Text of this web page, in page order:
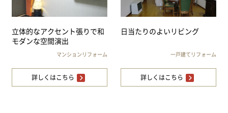
立体的なアクセント張りで和
モダンな空間演出
マンションリフォーム
詳しくはこちら
日当たりのよいリビング
一戸建てリフォーム
詳しくはこちら